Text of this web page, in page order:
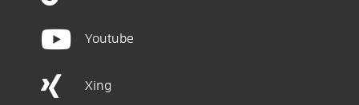
Youtube
Xing